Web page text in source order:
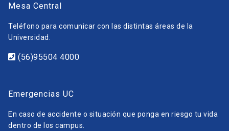
Mesa Central
Teléfono para comunicar con las distintas áreas de la
Universidad.
(56)95504 4000
Emergencias UC
En caso de accidente o situación que ponga en riesgo tu vida
dentro de los campus.